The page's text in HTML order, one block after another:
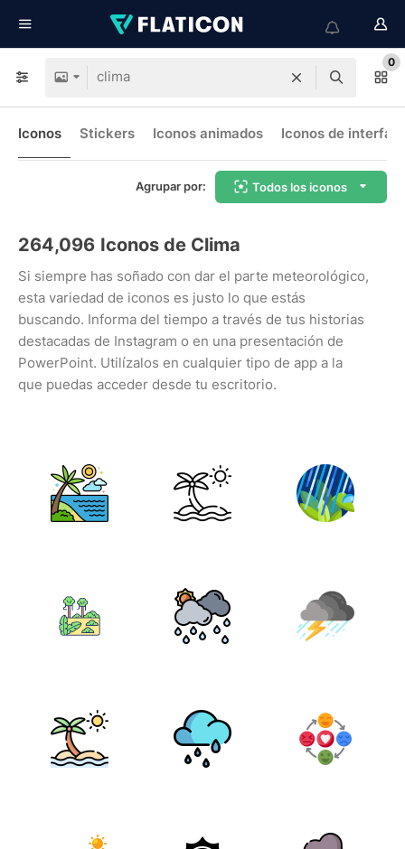
0
Iconos Stickers Iconos animados Iconos de interfaz
Agrupar por: Todos los iconos
264,096 Iconos de Clima
Si siempre has soñado con dar el parte meteorológico,
esta variedad de iconos es justo lo que estás
buscando. Informa del tiempo a través de tus historias
destacadas de Instagram o en una presentación de
PowerPoint. Utilízalos en cualquier tipo de app a la
que puedas acceder desde tu escritorio.